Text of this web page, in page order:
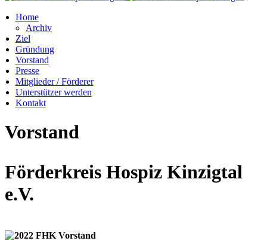
Home
Archiv
Ziel
Gründung
Vorstand
Presse
Mitglieder / Förderer
Unterstützer werden
Kontakt
Vorstand
Förderkreis Hospiz Kinzigtal
e.V.